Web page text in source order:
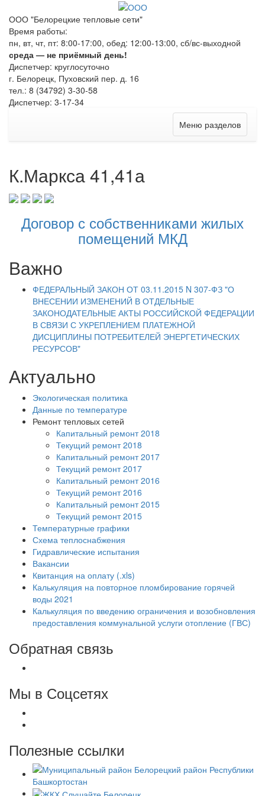
ООО "Белорецкие тепловые сети"
Время работы:
пн, вт, чт, пт: 8:00-17:00, обед: 12:00-13:00, сб/вс-выходной
среда — не приёмный день!
Диспетчер: круглосуточно
г. Белорецк, Пуховский пер. д. 16
тел.: 8 (34792) 3-30-58
Диспетчер: 3-17-34
Меню разделов
К.Маркса 41,41а
Договор с собственниками жилых
помещений МКД
Важно
ФЕДЕРАЛЬНЫЙ ЗАКОН ОТ 03.11.2015 N 307-ФЗ "О
ВНЕСЕНИИ ИЗМЕНЕНИЙ В ОТДЕЛЬНЫЕ
ЗАКОНОДАТЕЛЬНЫЕ АКТЫ РОССИЙСКОЙ ФЕДЕРАЦИИ
В СВЯЗИ С УКРЕПЛЕНИЕМ ПЛАТЕЖНОЙ
ДИСЦИПЛИНЫ ПОТРЕБИТЕЛЕЙ ЭНЕРГЕТИЧЕСКИХ
РЕСУРСОВ"
Актуально
Экологическая политика
Данные по температуре
Ремонт тепловых сетей
Капитальный ремонт 2018
Текущий ремонт 2018
Капитальный ремонт 2017
Текущий ремонт 2017
Капитальный ремонт 2016
Текущий ремонт 2016
Капитальный ремонт 2015
Текущий ремонт 2015
Температурные графики
Схема теплоснабжения
Гидравлические испытания
Вакансии
Квитанция на оплату (.xls)
Калькуляция на повторное пломбирование горячей
воды 2021
Калькуляция по введению ограничения и возобновления
предоставления коммунальной услуги отопление (ГВС)
Обратная связь
Мы в Соцсетях
Полезные ссылки